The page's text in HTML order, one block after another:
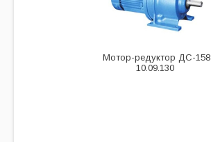
Мотор-редуктор ДС-158
10.09.130